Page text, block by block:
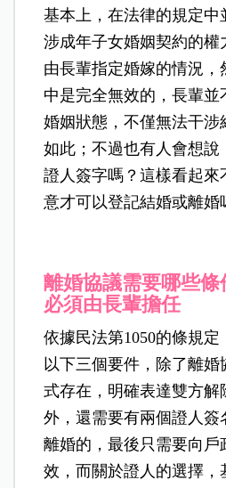
基本上，在法律的規定
涉成年子女婚姻契約的
由長輩指定婚嫁的情況
中是完全無效的，長輩並
婚姻狀態，不僅無法干涉
如此；不過也有人會想
證人簽字嗎？這樣看起來
意才可以登記結婚或離婚
離婚協議需要哪些
必須由長輩擔任
依據民法第1050的條規
以下三個要件，除了離
式存在，明確表達雙方解
外，還需要有兩個證人
離婚的，最後只需要向戶
效，而關於證人的選擇，